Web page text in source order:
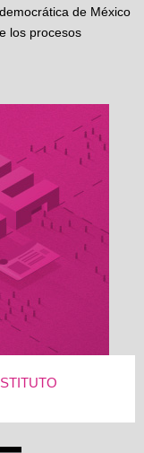
de México
los procesos